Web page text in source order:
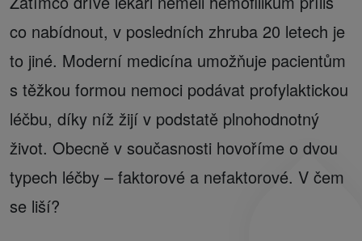
co nabídnout, v posledních zhruba 20 letech je
to jiné. Moderní medicína umožňuje pacientům
s těžkou formou nemoci podávat profylaktickou
léčbu, díky níž žijí v podstatě plnohodnotný
život. Obecně v současnosti hovoříme o dvou
typech léčby – faktorové a nefaktorové. V čem
se liší?